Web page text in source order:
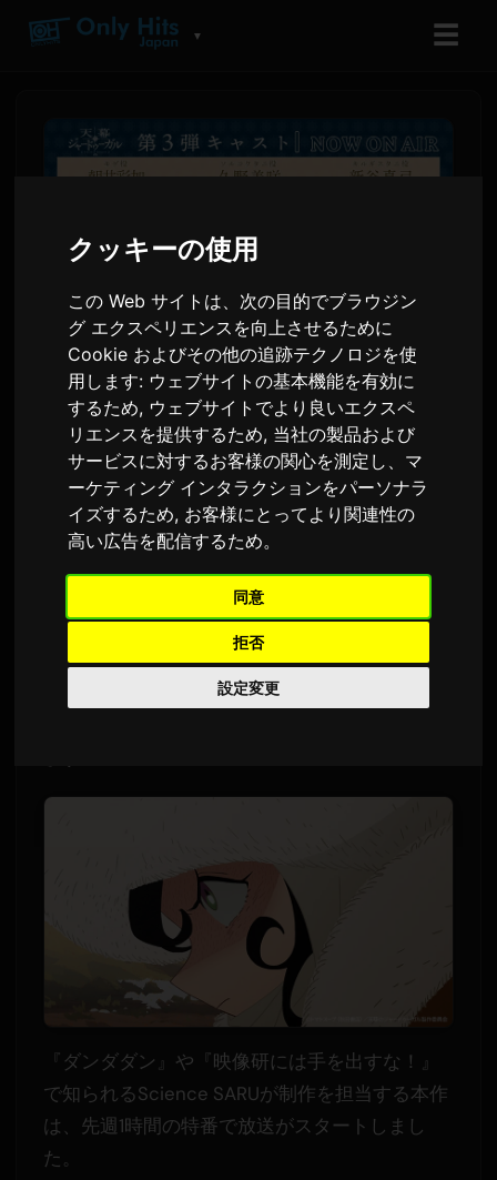
クッキーの使用
この Web サイトは、次の目的でブラウジン
グ エクスペリエンスを向上させるために
Cookie およびその他の追跡テクノロジを使
用します: ウェブサイトの基本機能を有効に
するため, ウェブサイトでより良いエクスペ
リエンスを提供するため, 当社の製品および
サービスに対するお客様の関心を測定し、マ
ーケティング インタラクションをパーソナラ
イズするため, お客様にとってより関連性の
高い広告を配信するため。
同意
拒否
設定変更
▼ ☰
『天幕のジャードゥーガル』
新キャスト発表、モンゴル編
PVを公開
Samによる
9 7月 2026
TVアニメ『天幕のジャードゥーガル』が、今後
のモンゴル編ストーリーを紹介する新作PVを公
開しました。PVでは、モンゴル帝国の妻や側室
『ダンダダン』や『映像研には手を出すな！』
で知られるScience SARUが制作を担当する本作
は、先週1時間の特番で放送がスタートしまし
た。